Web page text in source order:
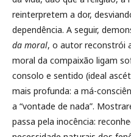
reinterpretem a dor,
dependência. A seguir,
da moral, o autor reconstrói
moral da compaixão ligam
consolo e sentido (ideal
mais profunda: a má-
a “vontade de nada”.
passa pela inocência: